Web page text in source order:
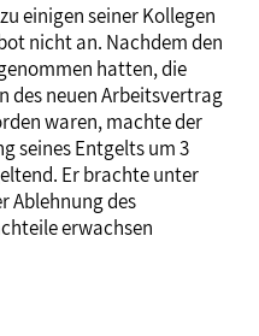
einigen seiner Kollegen
nicht an. Nachdem den
hatten, die
des neuen Arbeitsvertrag
waren, machte der
seines Entgelts um 3
Er brachte unter
Ablehnung des
erwachsen